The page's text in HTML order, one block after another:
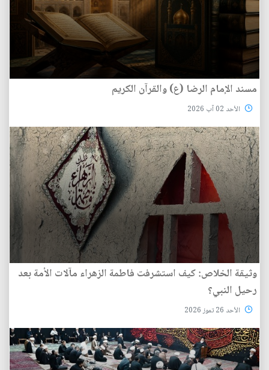
مسند الإمام الرضا (ع) والقرآن الكريم
الأحد 02 آب 2026
وثيقة الخلاص: كيف استشرفت فاطمة الزهراء مآلات الأمة بعد
رحيل النبي؟
الأحد 26 تموز 2026